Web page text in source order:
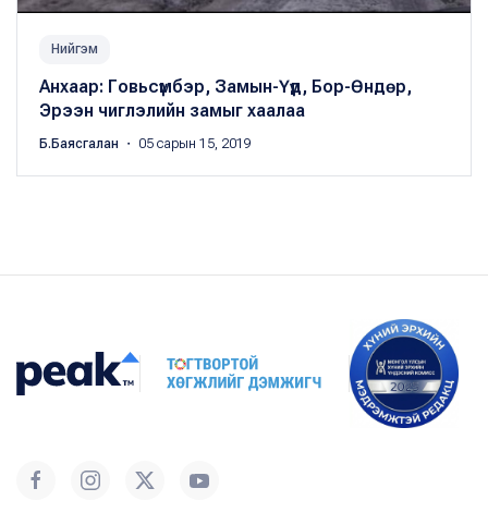
Нийгэм
Анхаар: Говьсүмбэр, Замын-Үүд, Бор-Өндөр,
Эрээн чиглэлийн замыг хаалаа
Б.Баясгалан ・ 05 сарын 15, 2019